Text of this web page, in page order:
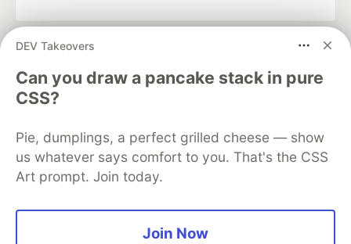
DEV Takeovers
Can you draw a pancake stack in pure
CSS?
Pie, dumplings, a perfect grilled cheese — show
us whatever says comfort to you. That's the CSS
Art prompt. Join today.
Join Now
DEV Community
development and manage your software career
Home
DEV Challenges DEV++
Videos
DEV Education Tracks
Free Postgres Database
DEV Shop
MLH
Code of Conduct
Privacy Policy
Terms of Use
Built on
Forem — the open source software that powers
and other inclusive communities.